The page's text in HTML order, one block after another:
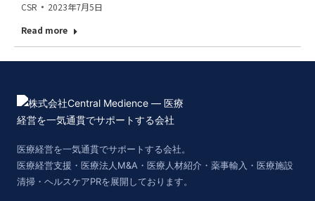
CSR
2023年7月5日
Read more
医療経営を一気通貫でサポートする会社。
医療経営支援・医療法人M&A・医療人材紹介・薬事輸入・医療施設
清掃・ヘルスケアPRを展開しております。